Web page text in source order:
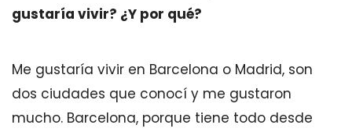
gustaría vivir? ¿Y por qué?
Me gustaría vivir en Barcelona o Madrid, son
dos ciudades que conocí y me gustaron
mucho. Barcelona, porque tiene todo desde